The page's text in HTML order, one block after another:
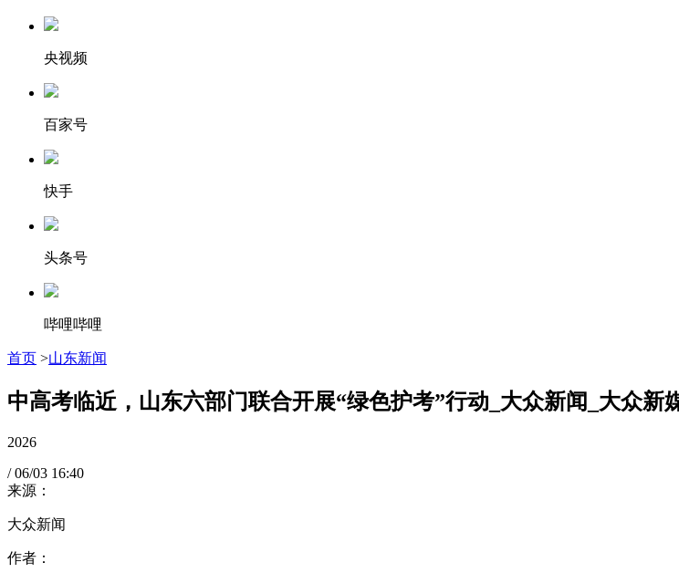
央视频
百家号
快手
头条号
哔哩哔哩
首页 >山东新闻
中高考临近，山东六部门联合开展“绿色护考”行动_大众新闻_大众新
2026
/ 06/03 16:40
来源：
大众新闻
作者：